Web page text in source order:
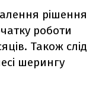
рішення
роботи
Також слід
шерингу